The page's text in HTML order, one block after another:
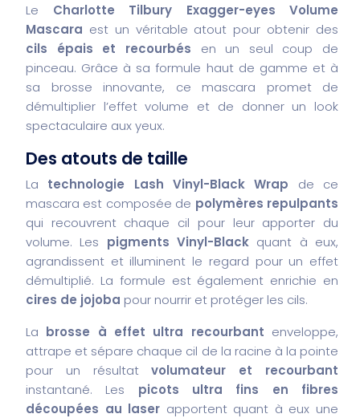
Le Charlotte Tilbury Exagger-eyes Volume
Mascara est un véritable atout pour obtenir des
cils épais et recourbés en un seul coup de
pinceau. Grâce à sa formule haut de gamme et à
sa brosse innovante, ce mascara promet de
démultiplier l’effet volume et de donner un look
spectaculaire aux yeux.
Des atouts de taille
La technologie Lash Vinyl-Black Wrap de ce
mascara est composée de polymères repulpants
qui recouvrent chaque cil pour leur apporter du
volume. Les pigments Vinyl-Black quant à eux,
agrandissent et illuminent le regard pour un effet
démultiplié. La formule est également enrichie en
cires de jojoba pour nourrir et protéger les cils.
La brosse à effet ultra recourbant enveloppe,
attrape et sépare chaque cil de la racine à la pointe
pour un résultatvolumateur et recourbant
instantané. Les picots ultra fins en fibres
découpées au laser apportent quant à eux une